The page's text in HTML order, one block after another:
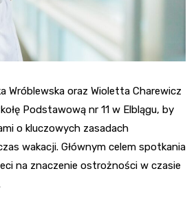
Wróblewska oraz Wioletta Charewicz
Podstawową nr 11 w Elblągu, by
o kluczowych zasadach
wakacji. Głównym celem spotkania
na znaczenie ostrożności w czasie